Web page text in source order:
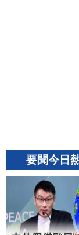
要聞今日